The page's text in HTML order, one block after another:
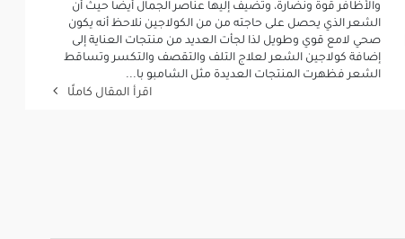
والأظافر قوة ونضارة، وتضيف إليها عناصر الجمال أيضا حيث أن
الشعر الذي يحصل على حاجته من من الكولاجين نلاحظ أنه يكون
صحي لامع قوي وطويل لذا لجأت العديد من منتجات العناية إلى
إضافة كولاجين الشعر لعلاج التلف والتقصف والتكسر وتساقط
الشعر فظهرت المنتجات العديدة مثل الشامبو با...
اقرأ المقال كاملًا